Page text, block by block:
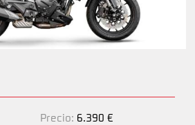
Precio: 6.390 €